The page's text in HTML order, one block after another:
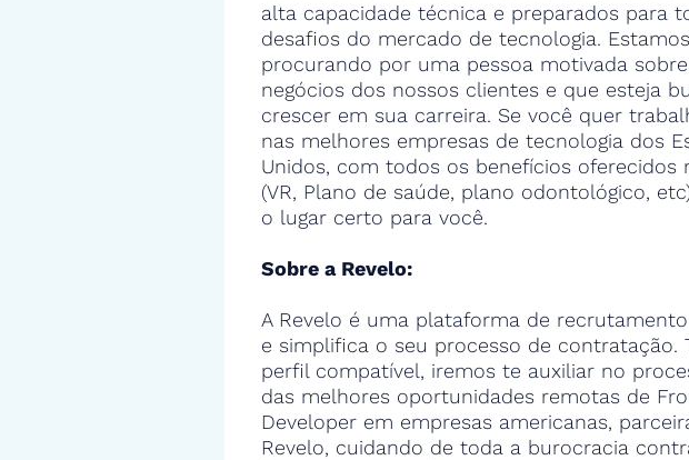
alta capacidade técnica e preparados para
desafios do mercado de tecnologia. Estamos
procurando por uma pessoa motivada
negócios dos nossos clientes e que esteja
crescer em sua carreira. Se você quer
nas melhores empresas de tecnologia dos
Unidos, com todos os benefícios oferecidos
(VR, Plano de saúde, plano odontológico,
o lugar certo para você.
Sobre a Revelo:
A Revelo é uma plataforma de
e simplifica o seu processo de contratação.
perfil compatível, iremos te auxiliar no
das melhores oportunidades remotas de
Developer em empresas americanas,
Revelo, cuidando de toda a burocracia